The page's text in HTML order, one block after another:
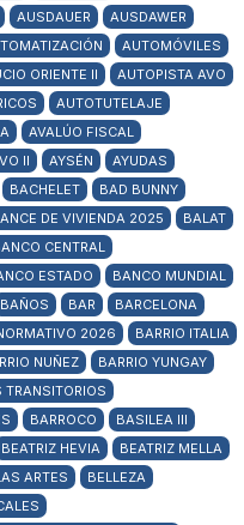
AUSDAUER
AUSDAWER
AUTOMÓVILES
ORIENTE II
AUTOPISTA AVO
AUTOTUTELAJE
AVALÚO FISCAL
II AYSÉN
AYUDAS
BACHELET
BAD BUNNY
DE VIVIENDA 2025
BALAT
CENTRAL
ESTADO
BANCO MUNDIAL
BAÑOS BAR
BARCELONA
2026
BARRIO ITALIA
NUÑEZ
BARRIO YUNGAY
TRANSITORIOS
BARROCO
BASILEA III
BEATRIZ HEVIA
BEATRIZ MELLA
ARTES
BELLEZA